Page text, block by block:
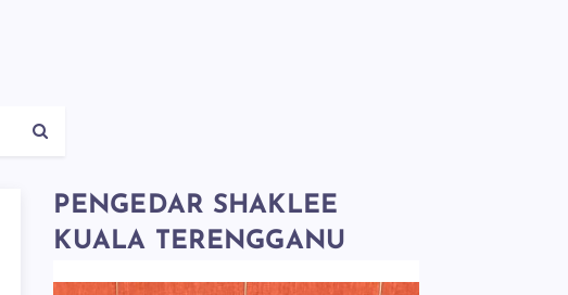
PENGEDAR SHAKLEE
KUALA TERENGGANU